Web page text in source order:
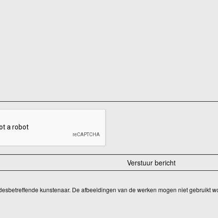
kunstenaar. De afbeeldingen van de werken mogen niet gebruikt